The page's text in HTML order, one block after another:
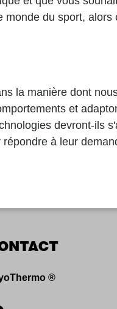
du sport,
la manière dont
et
devront-ils
à leur
®